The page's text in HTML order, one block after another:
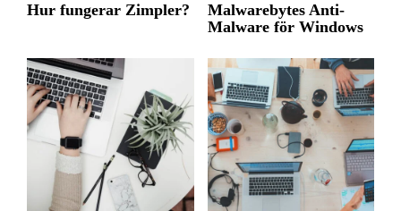
Hur fungerar Zimpler?
Malwarebytes Anti-
Malware för Windows